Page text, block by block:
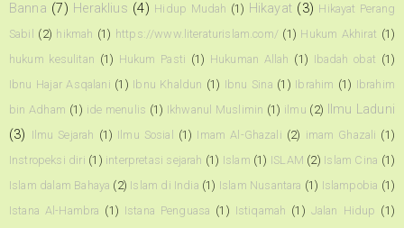
Banna (7) Heraklius (4) Hidup Mudah (1) Hikayat (3) Hikayat Perang
Sabil
(2) hikmah (1) https://www.literaturislam.com/ (1) Hukum Akhirat (1)
hukum kesulitan (1) Hukum Pasti (1) Hukuman Allah (1) Ibadah obat (1)
Ibnu Hajar Asqalani (1) Ibnu Khaldun (1) Ibnu Sina (1) Ibrahim (1) Ibrahim
bin Adham (1) ide menulis (1) Ikhwanul Muslimin (1) ilmu (2)
Ilmu Laduni
(3) Ilmu Sejarah (1) Ilmu Sosial (1) Imam Al-Ghazali (2) imam Ghazali (1)
Instropeksi diri (1) interpretasi sejarah (1) Islam (1) ISLAM (2) Islam Cina (1)
Islam dalam Bahaya (2) Islam di India (1) Islam Nusantara (1) Islampobia (1)
Istana Al-Hambra (1) Istana Penguasa (1) Istiqamah (1) Jalan Hidup (1)